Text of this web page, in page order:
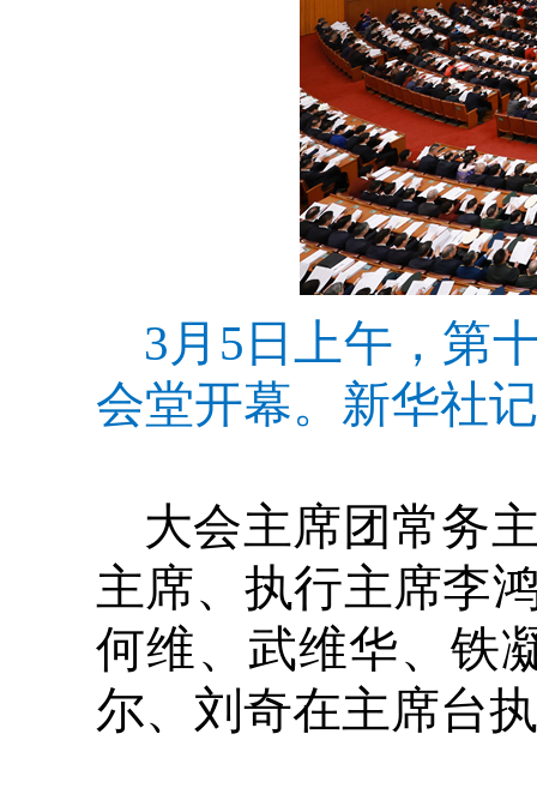
3月5日上午，第
会堂开幕。新华社
大会主席团常务
主席、执行主席李
何维、武维华、铁
尔、刘奇在主席台